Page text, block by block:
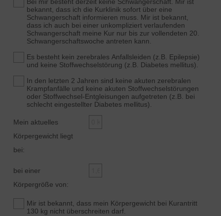
bekannt, dass ich die Kurklinik sofort über eine
Schwangerschaft informieren muss. Mir ist bekannt,
dass ich auch bei einer unkompliziert verlaufenden
Schwangerschaft meine Kur nur bis zur vollendeten 20.
Schwangerschaftswoche antreten kann.
Es besteht kein zerebrales Anfallsleiden (z.B. Epilepsie)
und keine Stoffwechselstörung (z.B. Diabetes mellitus).
In den letzten 2 Jahren sind keine akuten zerebralen
Krampfanfälle und keine akuten Stoffwechselstörungen
oder Stoffwechsel-Entgleisungen aufgetreten (z.B. bei
schlecht eingestellter Diabetes mellitus).
Mein aktuelles
Körpergewicht liegt
bei:
bei einer
Körpergröße von:
Mir ist bekannt, dass mein Körpergewicht bei Kurantritt
130 kg nicht überschreiten darf.